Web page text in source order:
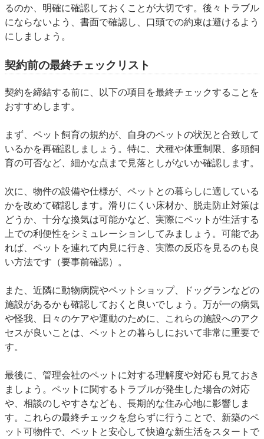
るのか、明確に確認しておくことが大切です。後々トラブル
にならないよう、書面で確認し、口頭での約束は避けるよう
にしましょう。
契約前の最終チェックリスト
契約を締結する前に、以下の項目を最終チェックすることを
おすすめします。
まず、 ペット飼育の規約が、自身のペットの状況と合致して
いるかを再確認しましょう。特に、犬種や体重制限、多頭飼
育の可否など、細かな点まで見落としがないか確認します。
次に、 物件の設備や仕様が、ペットとの暮らしに適している
かを改めて確認します。滑りにくい床材か、脱走防止対策は
どうか、十分な換気は可能かなど、実際にペットが生活する
上での利便性をシミュレーションしてみましょう。可能であ
れば、ペットを連れて内見に行き、実際の反応を見るのも良
い方法です（要事前確認）。
また、 近隣に動物病院やペットショップ、ドッグランなどの
施設があるかも確認しておくと良いでしょう。万が一の病気
や怪我、日々のケアや運動のために、これらの施設へのアク
セスが良いことは、ペットとの暮らしにおいて非常に重要で
す。
最後に、 管理会社のペットに対する理解度や対応も見ておき
ましょう。ペットに関するトラブルが発生した場合の対応
や、相談のしやすさなども、長期的な住み心地に影響しま
す。これらの最終チェックを怠らずに行うことで、新築のペ
ット可物件で、ペットと安心して快適な新生活をスタートで